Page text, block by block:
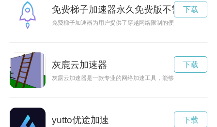
免费梯子加速器永久免费版不需要会员
免费梯子加速器为用户提供了穿越网络限制的便捷通道，让大
下载
灰鹿云加速器
灰露云加速器是一款专业的网络加速工具，能够有效提升用户
下载
yutto优途加速 下载